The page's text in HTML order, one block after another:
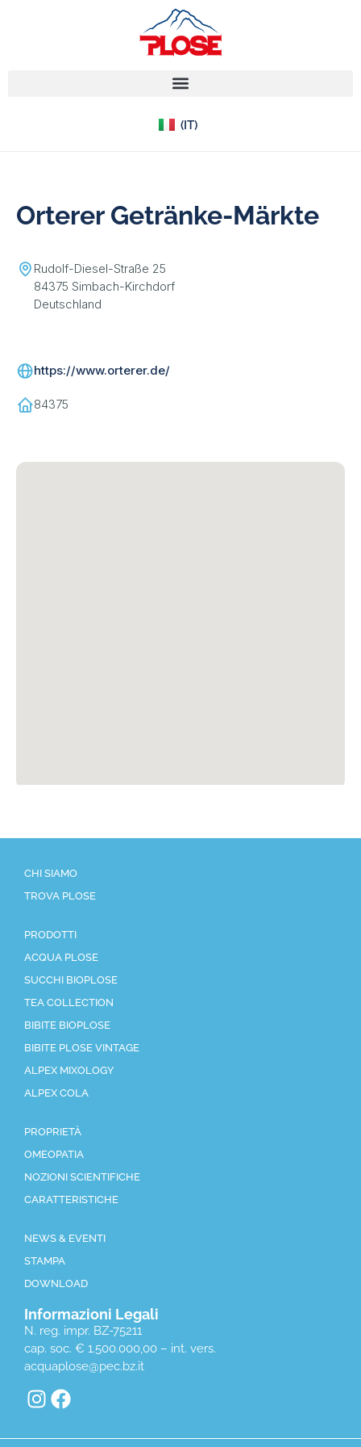
(IT)
(EN)
(DE)
Orterer Getränke-Märkte
Rudolf-Diesel-Straße 25
84375 Simbach-Kirchdorf
Deutschland
https://www.orterer.de/
84375
CHI SIAMO
TROVA PLOSE
PRODOTTI
ACQUA PLOSE
SUCCHI BIOPLOSE
TEA COLLECTION
BIBITE BIOPLOSE
BIBITE PLOSE VINTAGE
ALPEX MIXOLOGY
ALPEX COLA
PROPRIETÀ
OMEOPATIA
NOZIONI SCIENTIFICHE
CARATTERISTICHE
NEWS & EVENTI
STAMPA
DOWNLOAD
Informazioni Legali
N. reg. impr. BZ-75211
cap. soc. € 1.500.000,00 – int. vers.
acquaplose@pec.bz.it